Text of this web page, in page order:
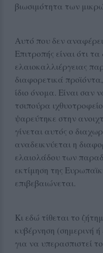
βιωσιμότητα των
Αυτό που δεν
Επιτροπής είναι ότι
ελαιοκαλλιέργειας
διαφορετικά
ίδιο όνομα. Είναι σαν
τσιπούρα
ψαρεύτηκε στην
γίνεται αυτός ο
αναδεικνύεται η
ελαιολάδου των
εκτίμηση της
επιβεβαιώνεται.
Κι εδώ τίθεται το
κυβέρνηση (σημερινή
για να υπερασπιστεί